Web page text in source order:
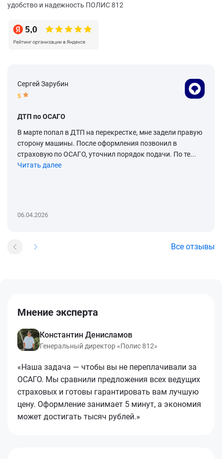
удобство и надежность ПОЛИС 812
Сергей Зарубин
5
ДТП по ОСАГО
В марте попал в ДТП на перекрестке, мне задели правую
сторону машины. После оформления позвонил в
страховую по ОСАГО, уточнил порядок подачи. По те...
Читать далее
06.04.2026
Все отзывы
Мнение эксперта
Константин Денисламов
Генеральный директор «Полис 812»
«Наша задача — чтобы вы не переплачивали за
ОСАГО. Мы сравнили предложения всех ведущих
страховых и готовы гарантировать вам лучшую
цену. Оформление занимает 5 минут, а экономия
может достигать тысяч рублей.»